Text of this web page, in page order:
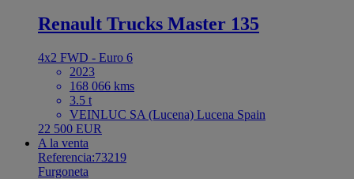
Renault Trucks Master 135
4x2 FWD - Euro 6
2023
168 066 kms
3.5 t
VEINLUC SA (Lucena) Lucena Spain
22 500 EUR
A la venta
Referencia:73219
Furgoneta